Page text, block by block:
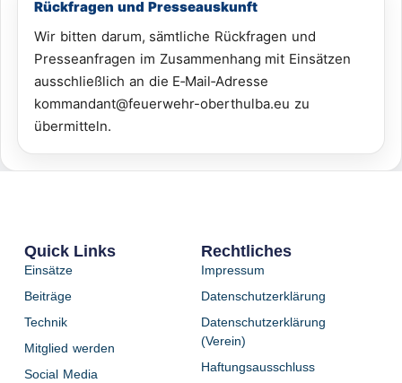
Rückfragen und Presseauskunft
Wir bitten darum, sämtliche Rückfragen und
Presseanfragen im Zusammenhang mit Einsätzen
ausschließlich an die E‑Mail‑Adresse
kommandant@feuerwehr-oberthulba.eu zu
übermitteln.
Quick Links
Einsätze
Beiträge
Technik
Mitglied werden
Social Media
Rechtliches
Impressum
Datenschutzerklärung
Datenschutzerklärung
(Verein)
Haftungsausschluss